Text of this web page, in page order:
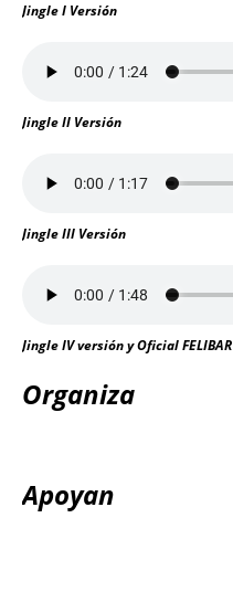
Jingle I Versión
Jingle II Versión
Jingle III Versión
Jingle IV versión y Oficial FELIBAR
Organiza
Apoyan